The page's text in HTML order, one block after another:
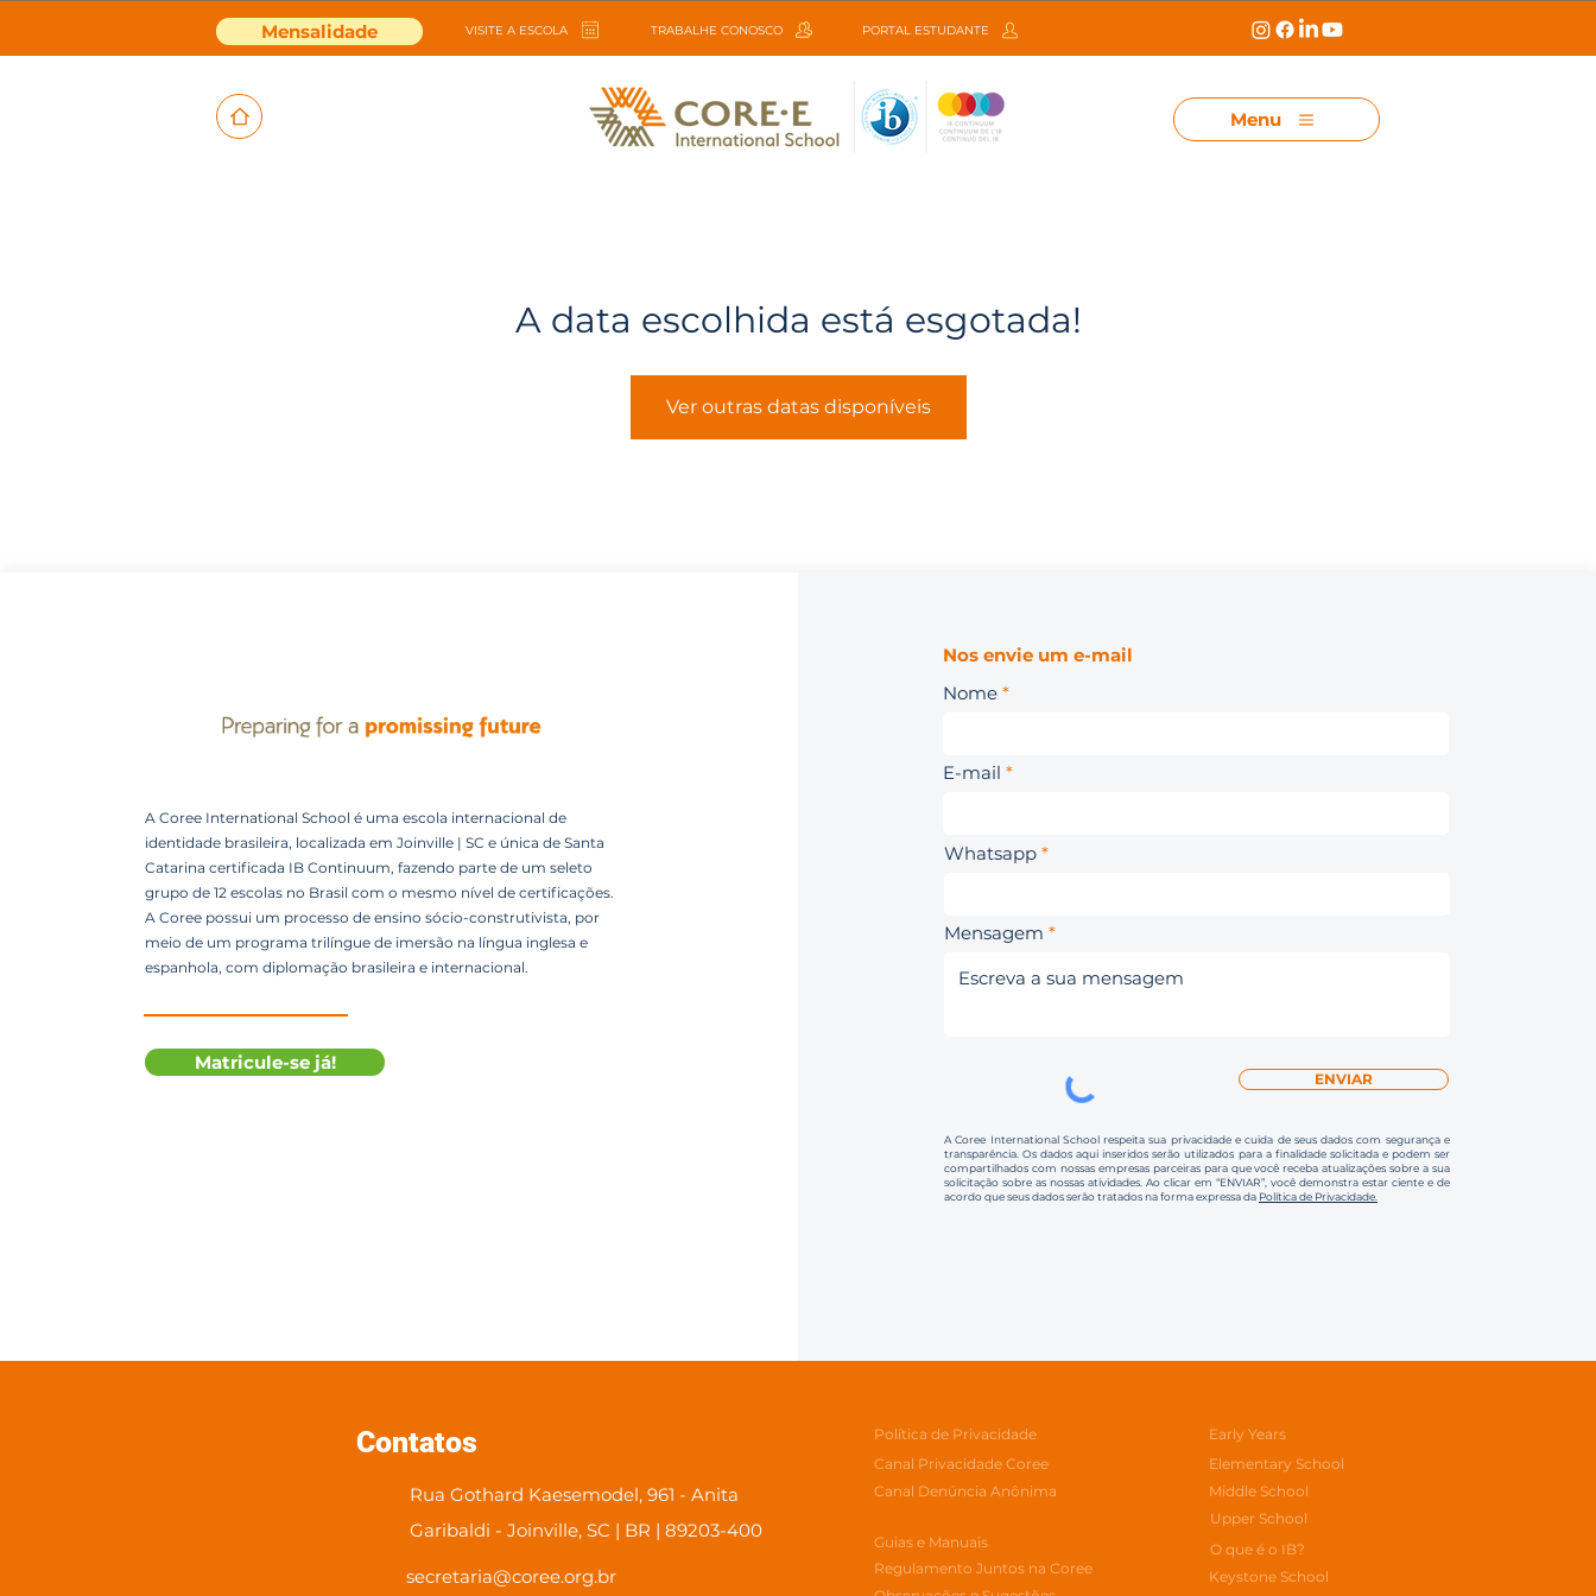
Mensalidade VISITE A ESCOLA TRABALHE CONOSCO PORTAL ESTUDANTE
Menu
A data escolhida está esgotada!
Ver outras datas disponíveis
A Coree International School é uma escola internacional de
identidade brasileira, localizada em Joinville | SC e única de Santa
Catarina certificada IB Continuum, fazendo parte de um seleto
grupo de 12 escolas no Brasil com o mesmo nível de certificações.
A Coree possui um processo de ensino sócio-construtivista, por
meio de um programa trilíngue de imersão na língua inglesa e
espanhola, com diplomação brasileira e internacional.
Matricule-se já!
Nos envie um e-mail
Nome
E-mail
Whatsapp
Mensagem
ENVIAR
A Coree International School respeita sua privacidade e cuida de seus dados com segurança e
transparência. Os dados aqui inseridos serão utilizados para a finalidade solicitada e podem ser
compartilhados com nossas empresas parceiras para que você receba atualizações sobre a sua
solicitação sobre as nossas atividades. Ao clicar em “ENVIAR”, você demonstra estar ciente e de
acordo que seus dados serão tratados na forma expressa da Política de Privacidade.
Contatos
Rua Gothard Kaesemodel, 961 - Anita
Garibaldi - Joinville, SC | BR | 89203-400
secretaria@coree.org.br
Política de Privacidade
Canal Privacidade Coree
Canal Denúncia Anônima
Early Years
Elementary School
Middle School
Upper School
Guias e Manuais
Regulamento Juntos na Coree
O que é o IB?
Keystone School